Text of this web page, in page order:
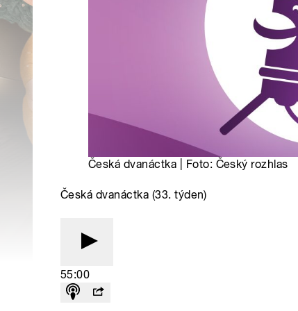
Česká dvanáctka | Foto: Český rozhlas
Česká dvanáctka (33. týden)
55:00